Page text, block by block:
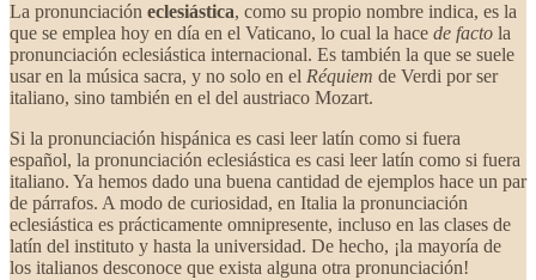
La pronunciación eclesiástica, como su propio nombre indica, es la
que se emplea hoy en día en el Vaticano, lo cual la hace de facto la
pronunciación eclesiástica internacional. Es también la que se suele
usar en la música sacra, y no solo en el Réquiem de Verdi por ser
italiano, sino también en el del austriaco Mozart.
Si la pronunciación hispánica es casi leer latín como si fuera
español, la pronunciación eclesiástica es casi leer latín como si fuera
italiano. Ya hemos dado una buena cantidad de ejemplos hace un par
de párrafos. A modo de curiosidad, en Italia la pronunciación
eclesiástica es prácticamente omnipresente, incluso en las clases de
latín del instituto y hasta la universidad. De hecho, ¡la mayoría de
los italianos desconoce que exista alguna otra pronunciación!